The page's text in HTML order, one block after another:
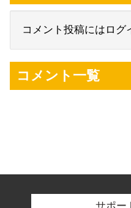
コメント投稿にはログ
コメント一覧